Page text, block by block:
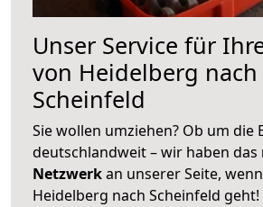
Unser Service für
von Heidelberg nach
Scheinfeld
Sie wollen umziehen? Ob um die
deutschlandweit – wir haben das
Netzwerkan unserer Seite,
Heidelberg nach Scheinfeld